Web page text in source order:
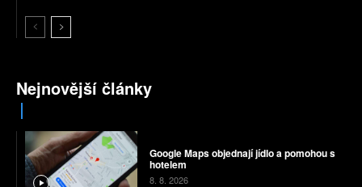
Nejnovější články
Google Maps objednají jídlo a pomohou s
hotelem
8. 8. 2026